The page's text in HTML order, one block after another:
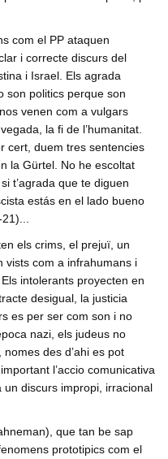
el PP ataquen
i correcte discurs del
i Israel. Els agrada
son politics perque son
venen com a vulgars
la fi de l’humanitat.
cert, duem tres sentencies
la Gürtel. No he escoltat
t’agrada que te diguen
estás en el lado bueno
els crims, el prejuï, un
vists com a infrahumans i
intolerants proyecten en
desigual, la justicia
es per ser com son i no
nazi, els judeus no
des d’ahi es pot
l’accio comunicativa
discurs impropi, irracional
que tan be sap
prototipics com el